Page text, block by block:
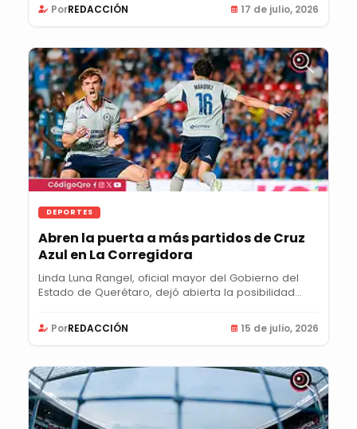
PorREDACCIÓN 17 de julio, 2026
DEPORTES
Abren la puerta a más partidos de Cruz
Azul en La Corregidora
Linda Luna Rangel, oficial mayor del Gobierno del
Estado de Querétaro, dejó abierta la posibilidad...
PorREDACCIÓN 15 de julio, 2026